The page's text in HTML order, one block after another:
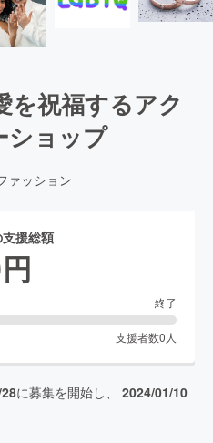
を祝福するアク
ショップ
ァッション
援総額
円
終了
支援者数0 人
に募集を開始し、 2024/01/10